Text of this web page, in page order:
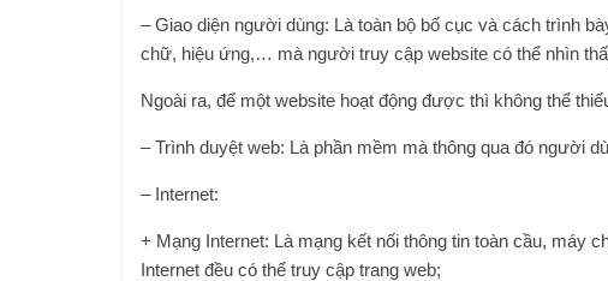
– Giao diện người dùng: Là toàn bộ bố cục và cách trình
chữ, hiệu ứng,… mà người truy cập website có thể nhìn
Ngoài ra, để một website hoạt động được thì không thể
– Trình duyệt web: Là phần mềm mà thông qua đó người
– Internet:
+ Mạng Internet: Là mạng kết nối thông tin toàn cầu, máy
Internet đều có thể truy cập trang web;